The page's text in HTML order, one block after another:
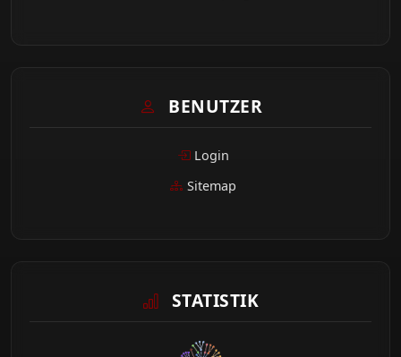
BENUTZER
Login
Sitemap
STATISTIK